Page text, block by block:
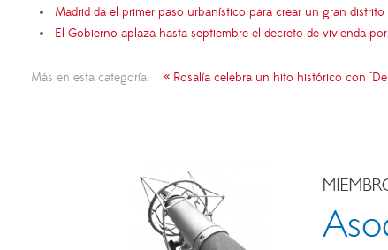
Madrid da el primer paso urbanístico para crear un gran
El Gobierno aplaza hasta septiembre el decreto de vivienda
Más en esta categoría: « Rosalía celebra un hito histórico con